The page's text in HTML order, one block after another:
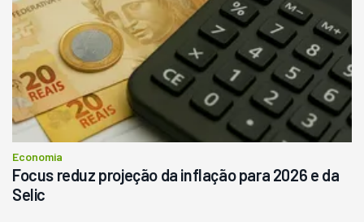
Economia
Focus reduz projeção da inflação para 2026 e da
Selic